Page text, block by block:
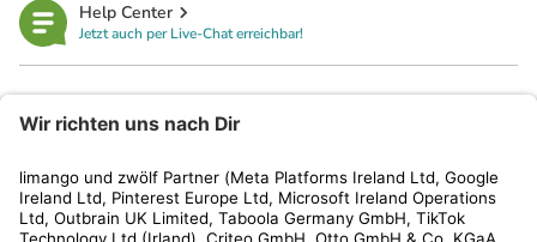
Help Center
Jetzt auch per Live-Chat erreichbar!
Kundenservice